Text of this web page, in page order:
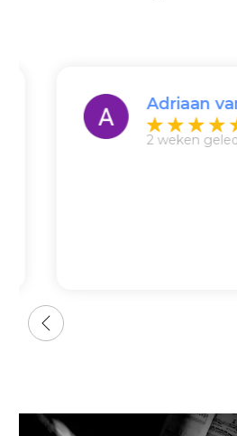
Adriaan van
Klooster
2 weken geleden